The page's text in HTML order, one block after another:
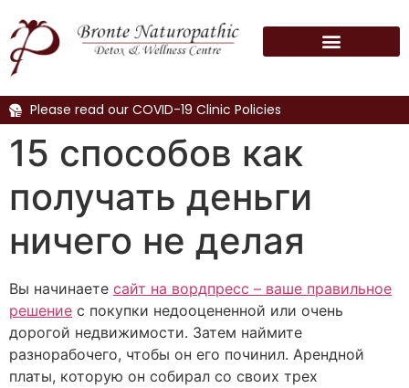
Please read our COVID-19 Clinic Policies
15 способов как
получать деньги
ничего не делая
Вы начинаете сайт на вордпресс – ваше правильное
решение с покупки недооцененной или очень
дорогой недвижимости. Затем наймите
разнорабочего, чтобы он его починил. Арендной
платы, которую он собирал со своих трех